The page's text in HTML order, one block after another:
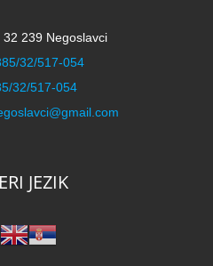
32 239 Negoslavci
32/517-054
32/517-054
JEZIK